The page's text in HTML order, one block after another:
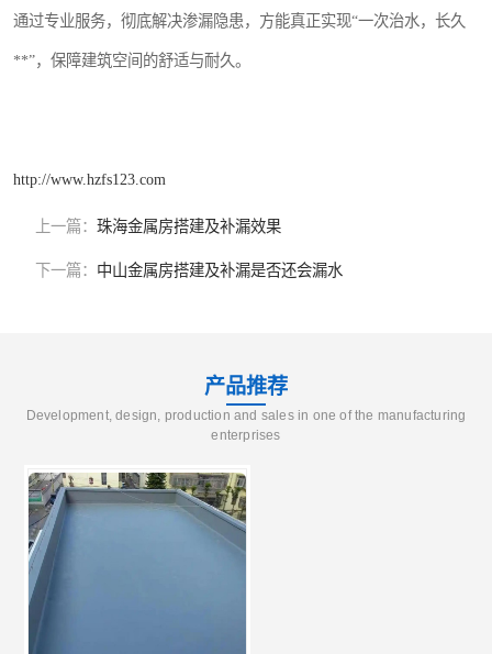
通过专业服务，彻底解决渗漏隐患，方能真正实现“一次治水，长久
**”，保障建筑空间的舒适与耐久。
http://www.hzfs123.com
上一篇： 珠海金属房搭建及补漏效果
下一篇： 中山金属房搭建及补漏是否还会漏水
产品推荐
Development, design, production and sales in one of the manufacturing
enterprises